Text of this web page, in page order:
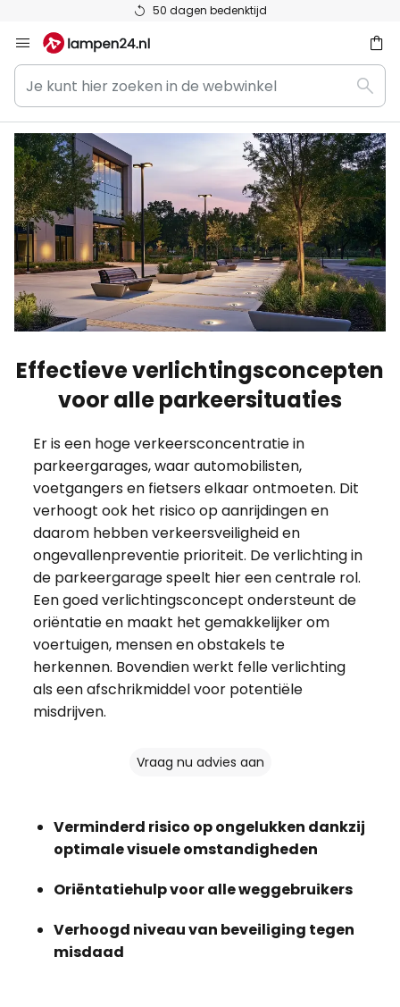
Top reviews bij Trustpilot
naar
de
inhoud
Je
kunt
hier
zoeken
in
de
webwinkel
Effectieve verlichtingsconcepten
voor alle parkeersituaties
Er is een hoge verkeersconcentratie in
parkeergarages, waar automobilisten,
voetgangers en fietsers elkaar ontmoeten. Dit
verhoogt ook het risico op aanrijdingen en
daarom hebben verkeersveiligheid en
ongevallenpreventie prioriteit. De verlichting in
de parkeergarage speelt hier een centrale rol.
Een goed verlichtingsconcept ondersteunt de
oriëntatie en maakt het gemakkelijker om
voertuigen, mensen en obstakels te
herkennen. Bovendien werkt felle verlichting
als een afschrikmiddel voor potentiële
misdrijven.
Vraag nu advies aan
Verminderd risico op ongelukken dankzij
optimale visuele omstandigheden
Oriëntatiehulp voor alle weggebruikers
Verhoogd niveau van beveiliging tegen
misdaad